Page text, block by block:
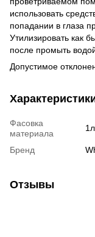
использовать
попадании в глаза
Утилизировать как
после промыть
Допустимое
Фасовка
материала
1л
Бренд
Отзывы